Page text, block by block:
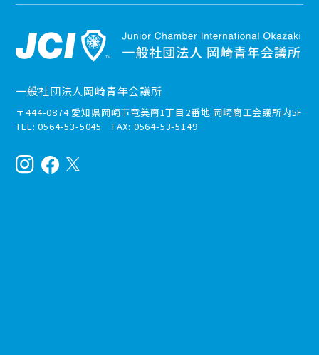
一般社団法人岡崎青年会議所
〒444-0874 愛知県岡崎市竜美南1丁目2番地 岡崎商工会議所内5F
TEL: 0564-53-5045 FAX: 0564-53-5149